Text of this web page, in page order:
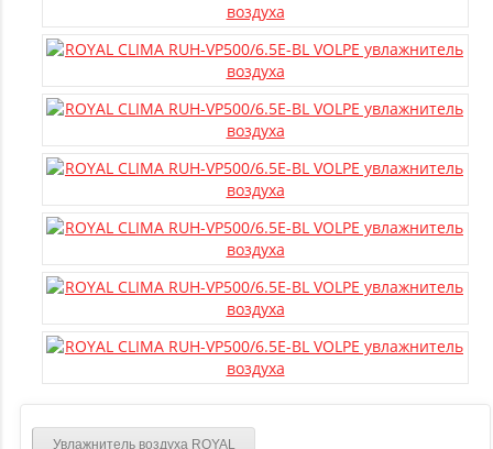
Увлажнитель воздуха ROYAL